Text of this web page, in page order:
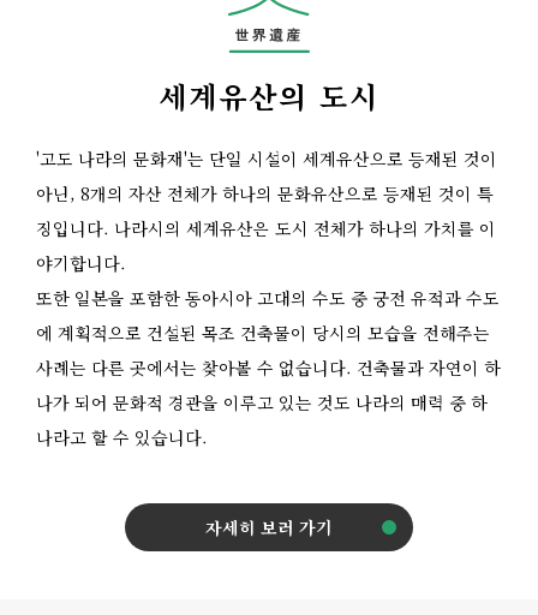
세계유산의 도시
'고도 나라의 문화재'는 단일 시설이 세계유산으로 등재된 것이
아닌, 8개의 자산 전체가 하나의 문화유산으로 등재된 것이 특
징입니다. 나라시의 세계유산은 도시 전체가 하나의 가치를 이
야기합니다.
또한 일본을 포함한 동아시아 고대의 수도 중 궁전 유적과 수도
에 계획적으로 건설된 목조 건축물이 당시의 모습을 전해주는
사례는 다른 곳에서는 찾아볼 수 없습니다. 건축물과 자연이 하
나가 되어 문화적 경관을 이루고 있는 것도 나라의 매력 중 하
나라고 할 수 있습니다.
자세히 보러 가기